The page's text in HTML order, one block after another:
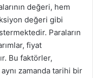
değeri, hem
değeri gibi
Paraların
fiyat
Bu faktörler,
zamanda tarihi bir